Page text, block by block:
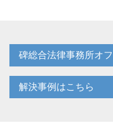
碑総合法律事務所オ
解決事例はこちら